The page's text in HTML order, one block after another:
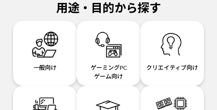
用途・目的から探す
一般向け
ゲーミングPC
ゲーム向け
クリエイティブ向け